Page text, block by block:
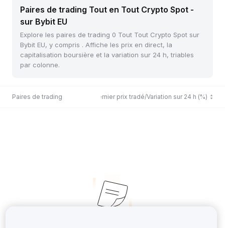
Paires de trading Tout en Tout Crypto Spot -
sur Bybit EU
Explore les paires de trading 0 Tout Tout Crypto Spot sur
Bybit EU, y compris . Affiche les prix en direct, la
capitalisation boursière et la variation sur 24 h, triables
par colonne.
Paires de trading Dernier prix tradé/Variation sur 24 h (%)